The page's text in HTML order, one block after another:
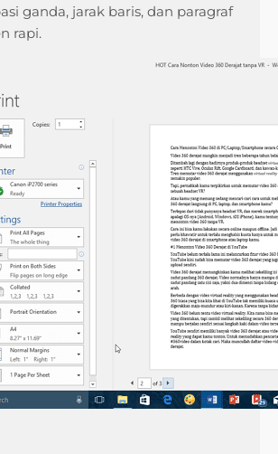
ganda, jarak baris, dan paragraf
rapi.